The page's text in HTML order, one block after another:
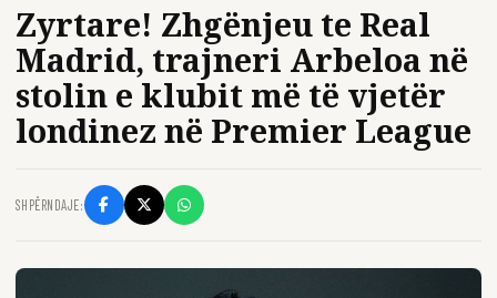
Zyrtare! Zhgënjeu te Real
Madrid, trajneri Arbeloa në
stolin e klubit më të vjetër
londinez në Premier League
SHPËRNDAJE: